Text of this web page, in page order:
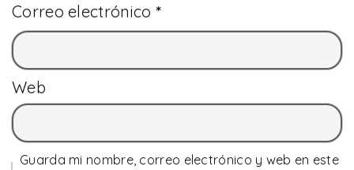
Correo electrónico *
Web
Guarda mi nombre, correo electrónico y web en este